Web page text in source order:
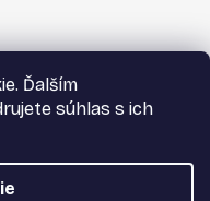
Ďalším
súhlas s ich